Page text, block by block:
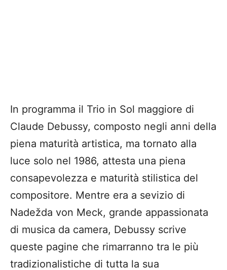
In programma il Trio in Sol maggiore di
Claude Debussy, composto negli anni della
piena maturità artistica, ma tornato alla
luce solo nel 1986, attesta una piena
consapevolezza e maturità stilistica del
compositore. Mentre era a sevizio di
Nadežda von Meck, grande appassionata
di musica da camera, Debussy scrive
queste pagine che rimarranno tra le più
tradizionalistiche di tutta la sua